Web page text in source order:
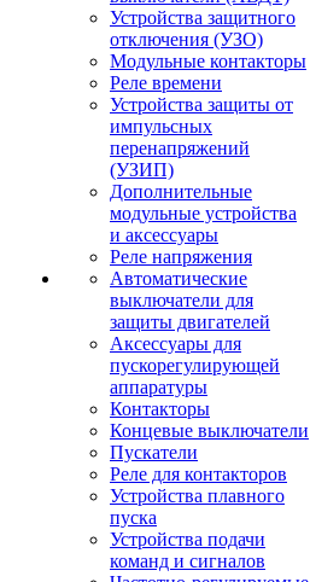
Устройства защитного
отключения (УЗО)
Модульные контакторы
Реле времени
Устройства защиты от
импульсных
перенапряжений
(УЗИП)
Дополнительные
модульные устройства
и аксессуары
Реле напряжения
Автоматические
выключатели для
защиты двигателей
Аксессуары для
пускорегулирующей
аппаратуры
Контакторы
Концевые выключатели
Пускатели
Реле для контакторов
Устройства плавного
пуска
Устройства подачи
команд и сигналов